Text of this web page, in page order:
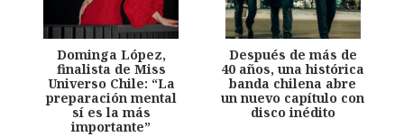
Dominga López,
finalista de Miss
Universo Chile: “La
preparación mental
sí es la más
importante”
Después de más de
40 años, una histórica
banda chilena abre
un nuevo capítulo con
disco inédito